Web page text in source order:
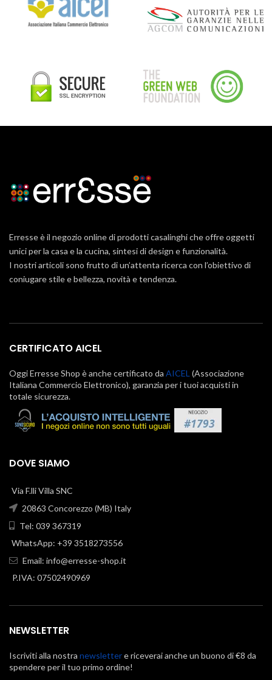
Erresse è il negozio online di prodotti casalinghi che offre oggetti
unici per la casa e la cucina, sintesi di design e funzionalità.
I nostri articoli sono frutto di un’attenta ricerca con l’obiettivo di
coniugare stile e bellezza, novità e tendenza.
CERTIFICATO AICEL
Oggi Erresse Shop è anche certificato da AICEL (Associazione
Italiana Commercio Elettronico), garanzia per i tuoi acquisti in
totale sicurezza.
DOVE SIAMO
Via F.lli Villa SNC
20863 Concorezzo (MB) Italy
Tel: 039 367319
WhatsApp: +39 3518273556
Email: info@erresse-shop.it
P.IVA: 07502490969
NEWSLETTER
Iscriviti alla nostra newslettere riceverai anche un buono di €8 da
spendere per il tuo primo ordine!